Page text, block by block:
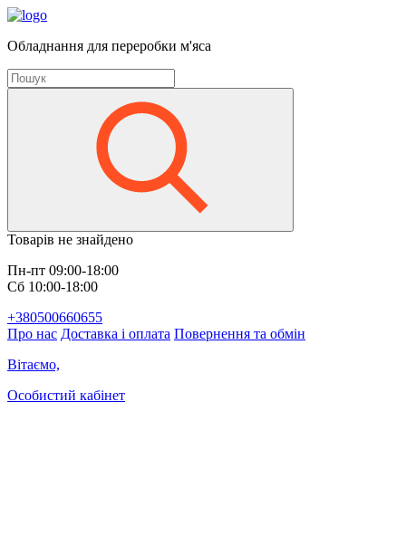
Обладнання для переробки м'яса
Товарів не знайдено
Пн-пт 09:00-18:00
Сб 10:00-18:00
+380500660655
Про нас Доставка і оплата Повернення та обмін
Вітаємо,
Особистий кабінет